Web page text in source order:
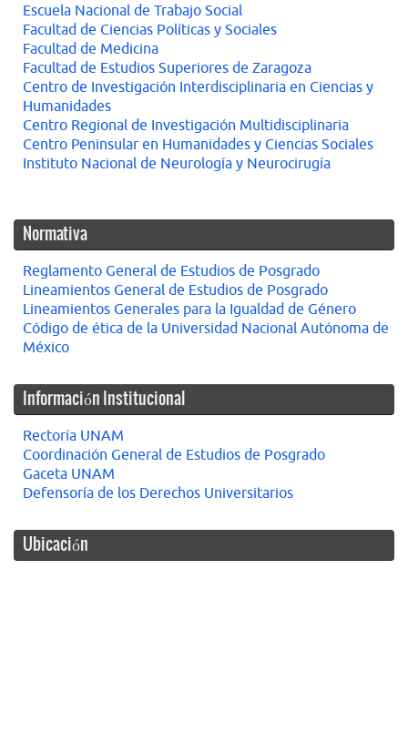
Escuela Nacional de Trabajo Social
Facultad de Ciencias Políticas y Sociales
Facultad de Medicina
Facultad de Estudios Superiores de Zaragoza
Centro de Investigación Interdisciplinaria en Ciencias y
Humanidades
Centro Regional de Investigación Multidisciplinaria
Centro Peninsular en Humanidades y Ciencias Sociales
Instituto Nacional de Neurología y Neurocirugía
Normativa
Reglamento General de Estudios de Posgrado
Lineamientos General de Estudios de Posgrado
Lineamientos Generales para la Igualdad de Género
Código de ética de la Universidad Nacional Autónoma de
México
Información Institucional
Rectoría UNAM
Coordinación General de Estudios de Posgrado
Gaceta UNAM
Defensoría de los Derechos Universitarios
Ubicación